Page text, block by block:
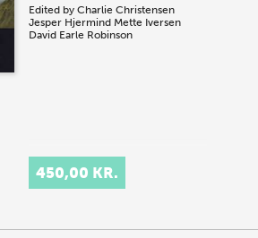
Edited byCharlie Christensen
Jesper Hjermind Mette Iversen
David Earle Robinson
450,00 KR.